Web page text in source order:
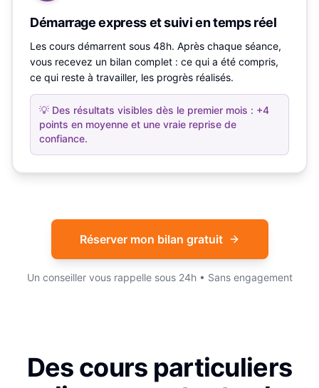
Démarrage express et suivi en temps réel
Les cours démarrent sous 48h. Après chaque séance,
vous recevez un bilan complet : ce qui a été compris,
ce qui reste à travailler, les progrès réalisés.
💡 Des résultats visibles dès le premier mois : +4
points en moyenne et une vraie reprise de
confiance.
Réserver mon bilan gratuit
Un conseiller vous rappelle sous 24h • Sans engagement
Des cours particuliers